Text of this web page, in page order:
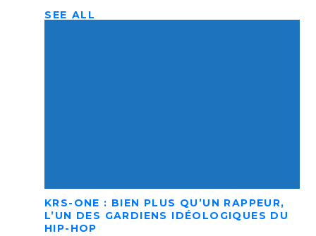
SEE ALL
KRS-ONE : BIEN PLUS QU’UN RAPPEUR,
L’UN DES GARDIENS IDÉOLOGIQUES DU
HIP-HOP